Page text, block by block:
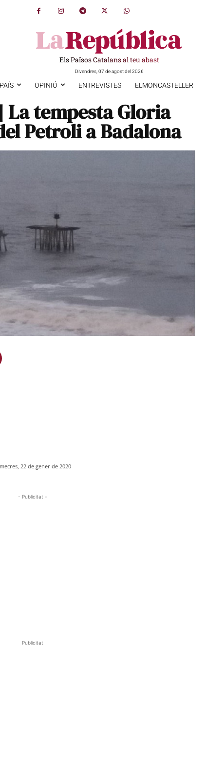
Els Països Catalans al teu abast
Divendres, 07 de agost del 2026
OPINIÓ ENTREVISTES ELMONCASTELLER
La tempesta Gloria
Petroli a Badalona
22 de gener de 2020
- Publicitat -
Publicitat